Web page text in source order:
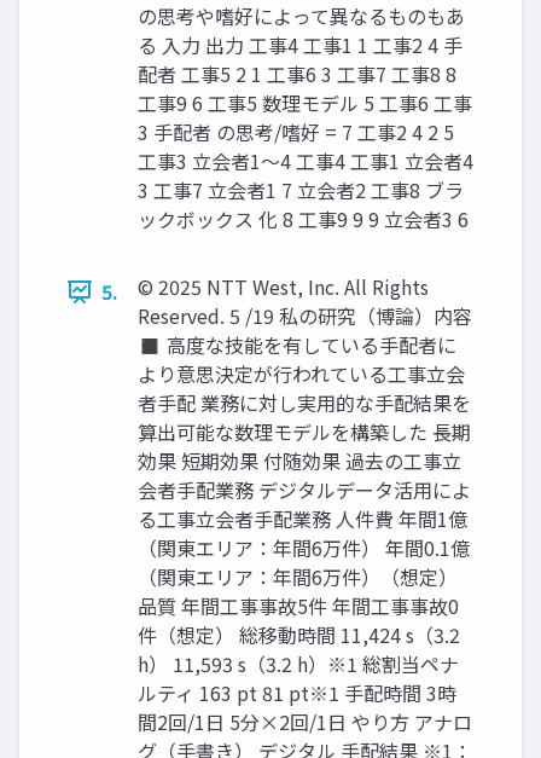
の思考や嗜好によって異なるものもあ
る 入力 出力 工事4 工事1 1 工事2 4 手
配者 工事5 2 1 工事6 3 工事7 工事8 8
工事9 6 工事5 数理モデル 5 工事6 工事
3 手配者 の思考/嗜好 = 7 工事2 4 2 5
工事3 立会者1～4 工事4 工事1 立会者4
3 工事7 立会者1 7 立会者2 工事8 ブラ
ックボックス 化 8 工事9 9 9 立会者3 6
5.
© 2025 NTT West, Inc. All Rights
Reserved. 5 /19 私の研究（博論）内容
◼ 高度な技能を有している手配者に
より意思決定が行われている工事立会
者手配 業務に対し実用的な手配結果を
算出可能な数理モデルを構築した 長期
効果 短期効果 付随効果 過去の工事立
会者手配業務 デジタルデータ活用によ
る工事立会者手配業務 人件費 年間1億
（関東エリア：年間6万件） 年間0.1億
（関東エリア：年間6万件）（想定）
品質 年間工事事故5件 年間工事事故0
件（想定） 総移動時間 11,424 s（3.2
h） 11,593 s（3.2 h）※1 総割当ペナ
ルティ 163 pt 81 pt※1 手配時間 3時
間2回/1日 5分×2回/1日 やり方 アナロ
グ（手書き） デジタル 手配結果 ※1：